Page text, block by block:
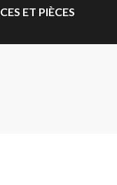
ET PIÈCES